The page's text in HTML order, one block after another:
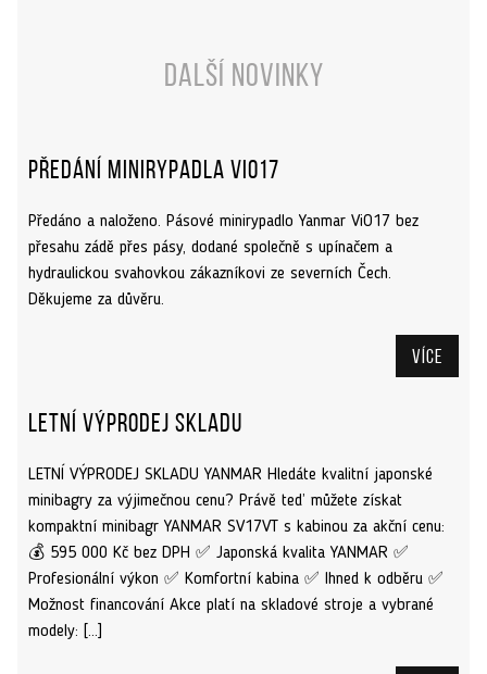
Další novinky
Předání minirypadla ViO17
Předáno a naloženo. Pásové minirypadlo Yanmar ViO17 bez
přesahu zádě přes pásy, dodané společně s upínačem a
hydraulickou svahovkou zákazníkovi ze severních Čech.
Děkujeme za důvěru.
Více
Letní výprodej skladu
LETNÍ VÝPRODEJ SKLADU YANMAR Hledáte kvalitní japonské
minibagry za výjimečnou cenu? Právě teď můžete získat
kompaktní minibagr YANMAR SV17VT s kabinou za akční cenu:
💰 595 000 Kč bez DPH ✅ Japonská kvalita YANMAR ✅
Profesionální výkon ✅ Komfortní kabina ✅ Ihned k odběru ✅
Možnost financování Akce platí na skladové stroje a vybrané
modely: […]